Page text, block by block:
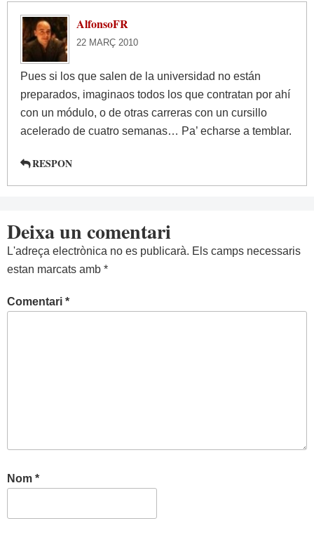
AlfonsoFR
22 MARÇ 2010
Pues si los que salen de la universidad no están
preparados, imaginaos todos los que contratan por ahí
con un módulo, o de otras carreras con un cursillo
acelerado de cuatro semanas… Pa’ echarse a temblar.
RESPON
Deixa un comentari
L'adreça electrònica no es publicarà. Els camps necessaris
estan marcats amb *
Comentari *
Nom *